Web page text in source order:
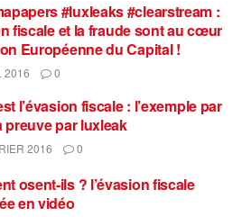
#luxleaks #clearstream :
fiscale et la fraude sont au cœur
Européenne du Capital !
2016 0
l’évasion fiscale : l’exemple par
preuve par luxleak
2016 0
osent-ils ? l’évasion fiscale
en vidéo